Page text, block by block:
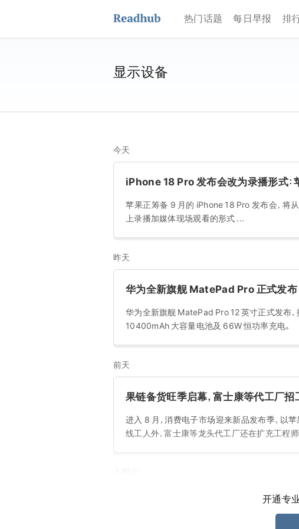
热门话题 每日早报 排
显示设备
今天
iPhone 18 Pro 发布会改为录播形式：
苹果正筹备 9 月的 iPhone 18 Pro 发布会，将
上录播加媒体现场观看的形式 ...
昨天
华为全新旗舰 MatePad Pro 正式发布
华为全新旗舰 MatePad Pro 12 英寸正式发布
10400mAh 大容量电池及 66W 恒功率充电。
前天
果链备货旺季启幕，富士康等代工厂招
进入 8 月，消费电子市场迎来新品发布季，以
线工人外，富士康等龙头代工厂还在扩充工程
宝马向汽车显示屏推送蜘蛛侠全屏广告
宝马于 7 月 27 日起在逾 70 个市场向符合系
开通专